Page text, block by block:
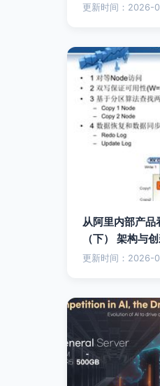
更新时间：2026-
从阿里内部产品
（下） 架构与
更新时间：2026-